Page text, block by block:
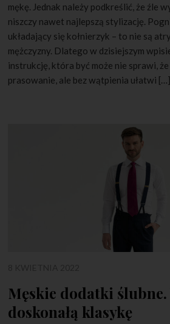
mękę. Jednak należy podkreślić, że źle
niszczy nawet najlepszą stylizację.
układający się kołnierzyk – to nie są
mężczyzny. Dlatego w dzisiejszym
instrukcję, która być może nie sprawi,
prasowanie, ale bez wątpienia ułatwi […]
Męskie dodatki
doskonałą klasykę